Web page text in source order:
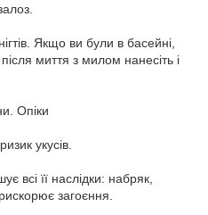
Якщо ви були в басейні,
миття з милом нанесіть і
Опіки
укусів.
всі її наслідки: набряк,
загоєння.